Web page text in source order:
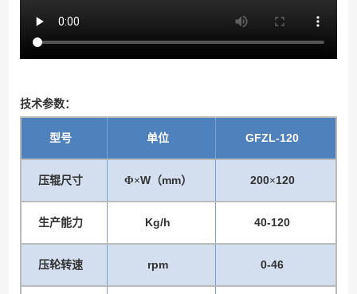
技术参数：
型号 单位 GFZL-120
压辊尺寸 Φ×W（mm） 200×120
生产能力 Kg/h 40-120
压轮转速 rpm 0-46